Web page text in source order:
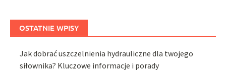
OSTATNIE WPISY
Jak dobrać uszczelnienia hydrauliczne dla twojego
siłownika? Kluczowe informacje i porady